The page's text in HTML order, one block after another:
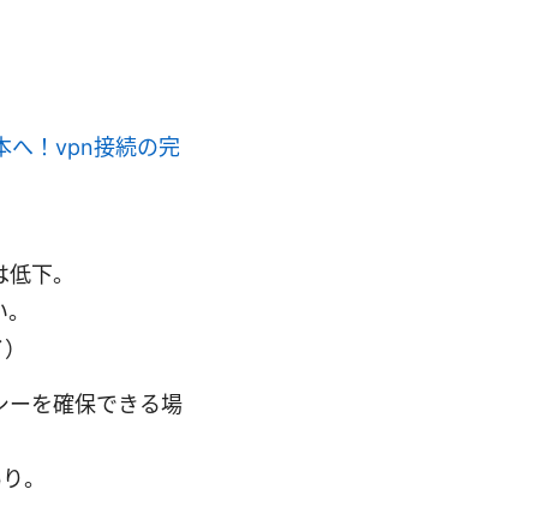
へ！vpn接続の完
下。
ーを確保できる場
。